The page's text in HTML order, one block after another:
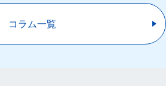
コラム一覧